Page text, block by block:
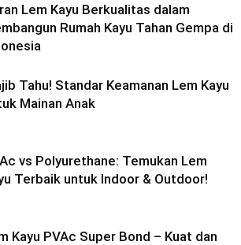
Lem Kayu Berkualitas dalam
Rumah Kayu Tahan Gempa di
Tahu! Standar Keamanan Lem Kayu
Mainan Anak
vs Polyurethane: Temukan Lem
Terbaik untuk Indoor & Outdoor!
Kayu PVAc Super Bond – Kuat dan